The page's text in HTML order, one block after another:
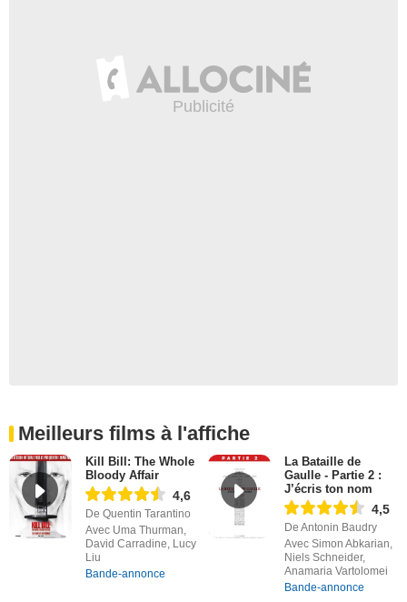
Meilleurs films à l'affiche
Kill Bill: The Whole
Bloody Affair
4,6
De Quentin Tarantino
Avec Uma Thurman,
David Carradine, Lucy
Liu
Bande-annonce
La Bataille de
Gaulle - Partie 2 :
J’écris ton nom
4,5
De Antonin Baudry
Avec Simon Abkarian,
Niels Schneider,
Anamaria Vartolomei
Bande-annonce